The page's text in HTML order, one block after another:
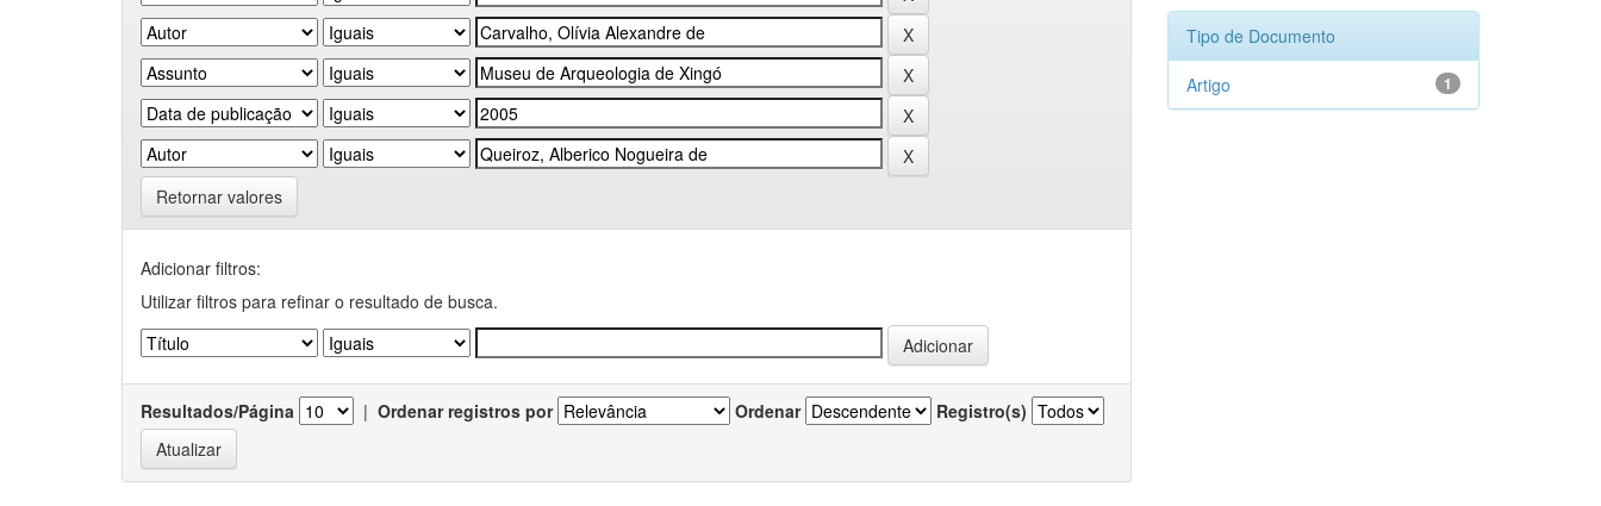
Retornar valores
Adicionar filtros:
Utilizar filtros para refinar o resultado de busca.
Resultados/Página | Ordenar registros por Ordenar Registro(s)
Tipo de Documento
1
Artigo